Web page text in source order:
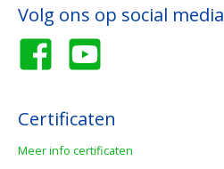
Volg ons op social media
Certificaten
Meer info certificaten